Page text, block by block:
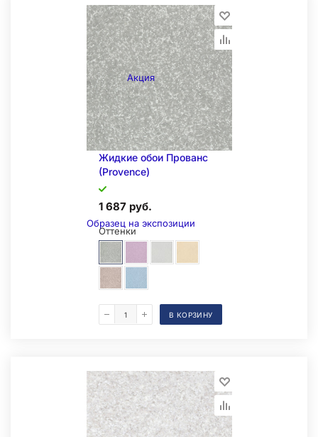
Акция
Образец на экспозиции
Складская позиция
Жидкие обои Прованс
(Provence)
1 687 руб.
Оттенки
В КОРЗИНУ